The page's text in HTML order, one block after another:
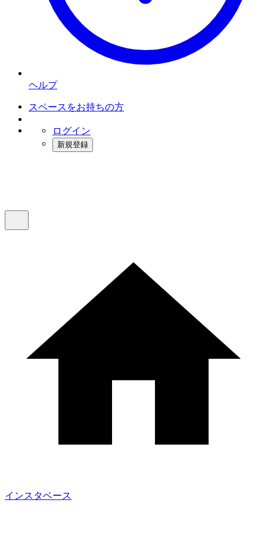
ヘルプ
スペースをお持ちの方
ログイン
新規登録
インスタベース